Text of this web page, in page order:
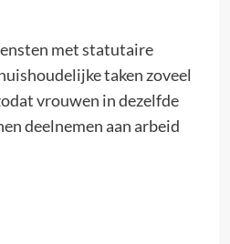
met statutaire
taken zoveel
vrouwen in dezelfde
deelnemen aan arbeid